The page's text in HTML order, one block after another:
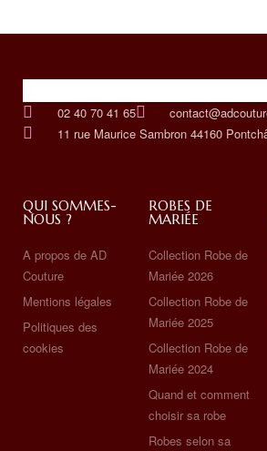
02 40 70 41 65
11 rue Maurice Sambron 44160
QUI SOMMES-
NOUS ?
A propos de AD
Couture
Mentions légales
Politiques des
cookies
ROBES DE
MARIÉE
Collection Robe de
Mariée 2026
Collection Robe de
Mariée 2025
Collection Robe de
Mariée 2024
Quand et comment
choisir sa robe
Robes selon sa